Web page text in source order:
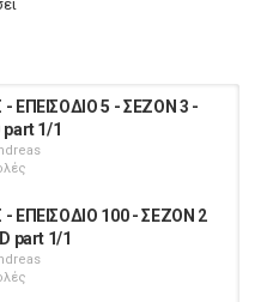
ΕΠΕΙΣΟΔΙΟ 5 - ΣΕΖΟΝ 3 -
part 1/1
ΕΠΕΙΣΟΔΙΟ 100 - ΣΕΖΟΝ 2
part 1/1